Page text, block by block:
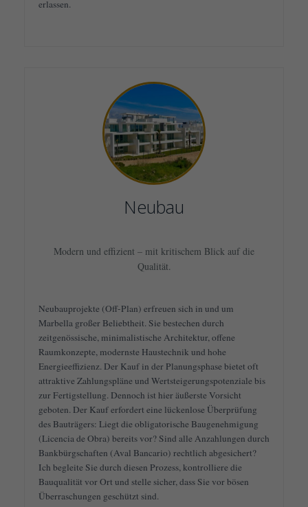
erlassen.
Neubau
Modern und effizient – mit kritischem Blick auf die
Qualität.
Neubauprojekte (Off-Plan) erfreuen sich in und um
Marbella großer Beliebtheit. Sie bestechen durch
zeitgenössische, minimalistische Architektur, offene
Raumkonzepte, modernste Haustechnik und hohe
Energieeffizienz. Der Kauf in der Planungsphase bietet oft
attraktive Zahlungspläne und Wertsteigerungspotenziale bis
zur Fertigstellung. Dennoch ist hier äußerste Vorsicht
geboten. Der Kauf erfordert eine lückenlose Überprüfung
des Bauträgers: Liegt die obligatorische Baugenehmigung
(Licencia de Obra) bereits vor? Sind alle Anzahlungen durch
Bankbürgschaften (Aval Bancario) rechtlich abgesichert?
Ich begleite Sie durch diesen Prozess, kontrolliere die
Bauqualität vor Ort und stelle sicher, dass Sie vor bösen
Überraschungen geschützt sind.